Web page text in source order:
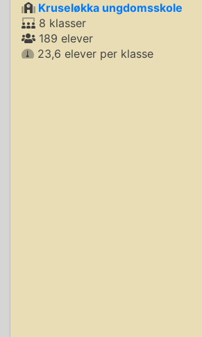
Kruseløkka ungdomsskole
8 klasser
189 elever
23,6 elever per klasse